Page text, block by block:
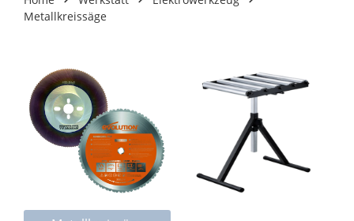
Metallkreissäge